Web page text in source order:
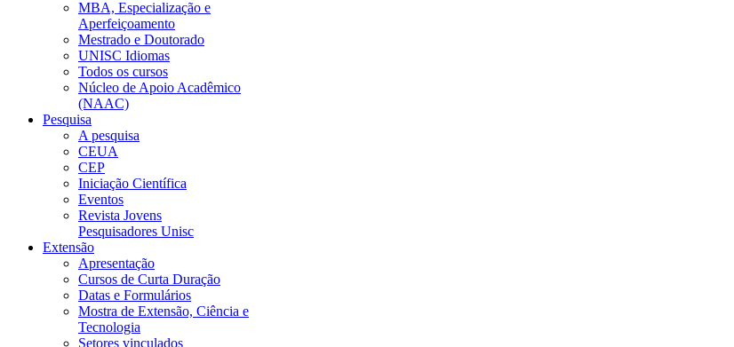
MBA, Especialização e
Aperfeiçoamento
Mestrado e Doutorado
UNISC Idiomas
Todos os cursos
Núcleo de Apoio Acadêmico
(NAAC)
Pesquisa
A pesquisa
CEUA
CEP
Iniciação Científica
Eventos
Revista Jovens
Pesquisadores Unisc
Extensão
Apresentação
Cursos de Curta Duração
Datas e Formulários
Mostra de Extensão, Ciência e
Tecnologia
Setores vinculados